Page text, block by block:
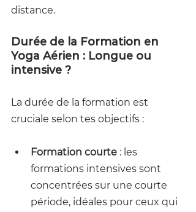
distance.
Durée de la Formation en
Yoga Aérien : Longue ou
intensive ?
La durée de la formation est
cruciale selon tes objectifs :
Formation courte : les
formations intensives sont
concentrées sur une courte
période, idéales pour ceux qui